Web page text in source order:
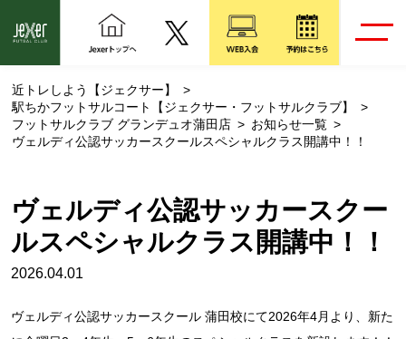
近トレしよう【ジェクサー】
駅ちかフットサルコート【ジェクサー・フットサルクラブ】
フットサルクラブ グランデュオ蒲田店
お知らせ一覧
ヴェルディ公認サッカースクールスペシャルクラス開講中！！
ヴェルディ公認サッカースクー
ルスペシャルクラス開講中！！
2026.04.01
ヴェルディ公認サッカースクール 蒲田校にて2026年4月より、新た